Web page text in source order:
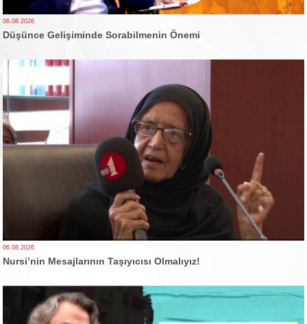
06.08.2026
Düşünce Gelişiminde Sorabilmenin Önemi
06.08.2026
Nursi’nin Mesajlarının Taşıyıcısı Olmalıyız!